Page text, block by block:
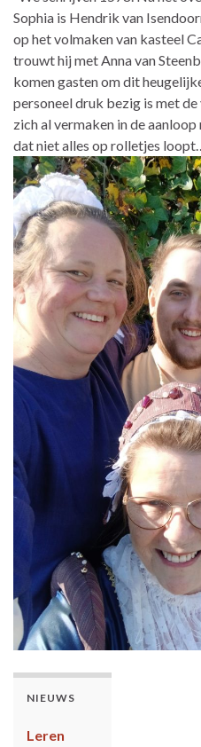
Sophia is Hendrik van
op het volmaken van kasteel
trouwt hij met Anna van
komen gasten om dit
personeel druk bezig is met
zich al vermaken in de
dat niet alles op rolletjes
NIEUWS
Leren